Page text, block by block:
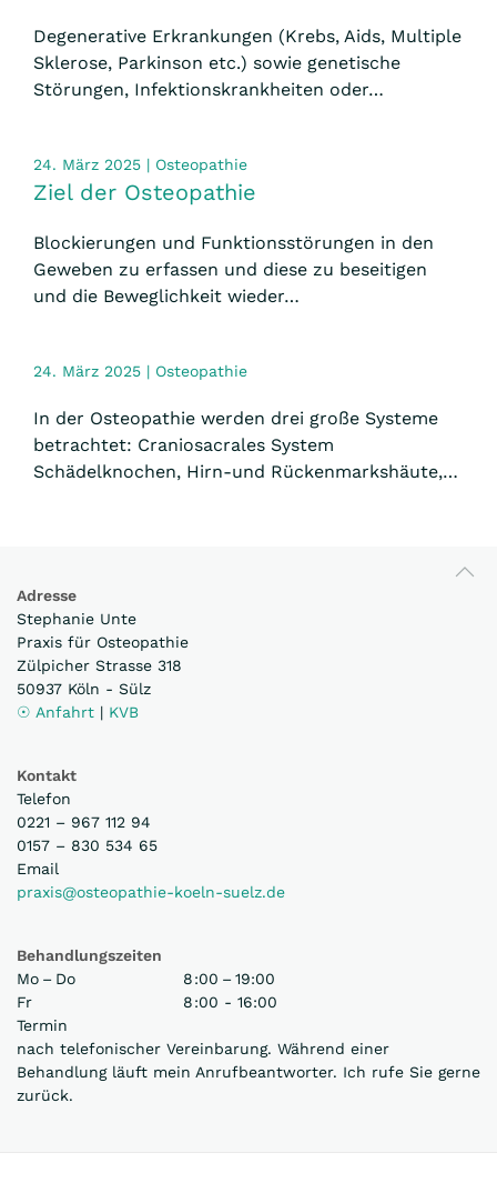
Degenerative Erkrankungen (Krebs, Aids, Multiple
Sklerose, Parkinson etc.) sowie genetische
Störungen, Infektionskrankheiten oder…
24. März 2025 | Osteopathie
Ziel der Osteopathie
Blockierungen und Funktionsstörungen in den
Geweben zu erfassen und diese zu beseitigen
und die Beweglichkeit wieder…
24. März 2025 | Osteopathie
In der Osteopathie werden drei große Systeme
betrachtet: Craniosacrales System
Schädelknochen, Hirn-und Rückenmarkshäute,…
Adresse
Stephanie Unte
Praxis für Osteopathie
Zülpicher Strasse 318
50937 Köln - Sülz
☉ Anfahrt | KVB
Kontakt
Telefon
0221 – 967 112 94
0157 – 830 534 65
Email
praxis@osteopathie-koeln-suelz.de
Behandlungszeiten
Mo – Do
8 :00 – 19:00
Fr
8 :00 - 16:00
Termin
nach telefonischer Vereinbarung. Während einer
Behandlung läuft mein Anrufbeantworter. Ich rufe Sie gerne
zurück.